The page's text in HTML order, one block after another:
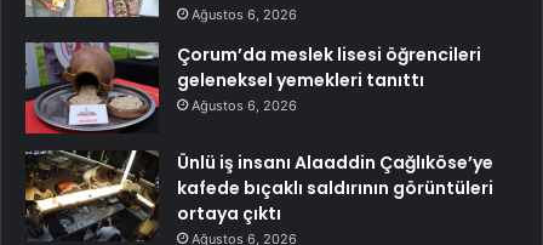
Ağustos 6, 2026
Çorum’da meslek lisesi öğrencileri
geleneksel yemekleri tanıttı
Ağustos 6, 2026
Ünlü iş insanı Alaaddin Çağlıköse’ye
kafede bıçaklı saldırının görüntüleri
ortaya çıktı
Ağustos 6, 2026